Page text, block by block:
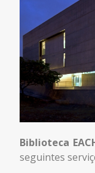
Biblioteca
seguintes